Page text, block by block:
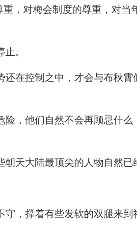
，对梅会制度的尊重，对当
。
在控制之中，才会与布秋霄
，他们自然不会再顾忌什么
天大陆最顶尖的人物自然已
，撑着有些发软的双腿来到